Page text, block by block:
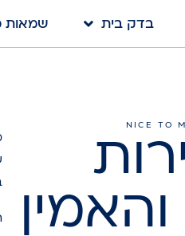
בדק בית שמאות
NICE TO